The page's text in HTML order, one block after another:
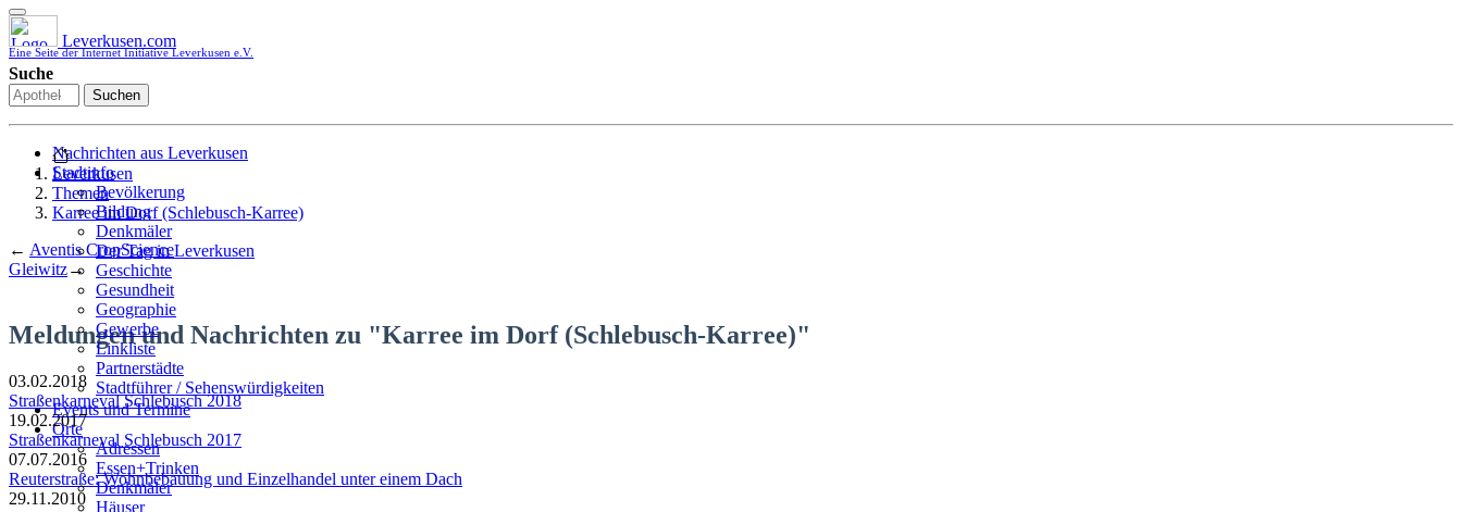
Leverkusen.com
Eine Seite der Internet Initiative Leverkusen e.V.
Suche
Suchen
Nachrichten aus Leverkusen
Stadtinfo
Bevölkerung
Bildung
Denkmäler
Der Tag in Leverkusen
Geschichte
Gesundheit
Geographie
Gewerbe
Linkliste
Partnerstädte
Stadtführer / Sehenswürdigkeiten
Stadtplan
Sport
Who is who
Wohnen
Events und Termine
Orte
Adressen
Essen+Trinken
Denkmäler
Häuser
Leverkusen
Themen
Karree im Dorf (Schlebusch-Karree)
← Aventis CropScience
Gleiwitz→
Meldungen und Nachrichten zu "Karree im Dorf (Schlebusch-Karree)"
03.02.2018
Straßenkarneval Schlebusch 2018
19.02.2017
Straßenkarneval Schlebusch 2017
07.07.2016
Reuterstraße: Wohnbebauung und Einzelhandel unter einem Dach
29.11.2010